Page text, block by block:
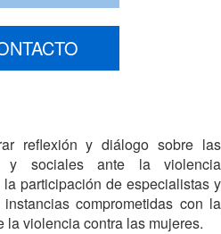
reflexión y diálogo sobre las
y sociales ante la violencia
participación de especialistas y
comprometidas con la
violencia contra las mujeres.